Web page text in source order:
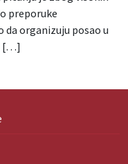
preporuke
da organizuju posao u
[…]